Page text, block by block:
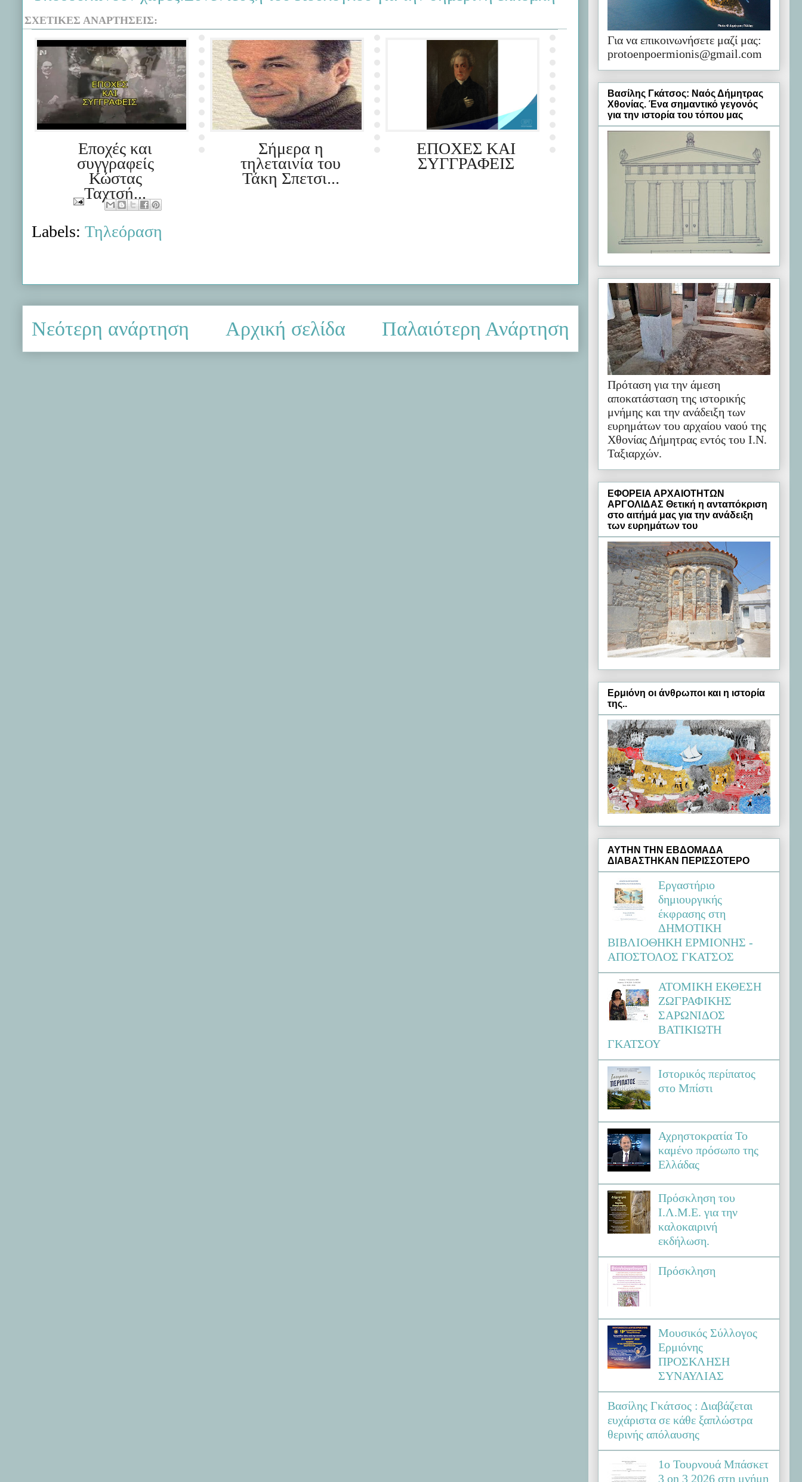
ΣΧΕΤΙΚΈΣ ΑΝΑΡΤΉΣΕΙΣ:
Εποχές και
συγγραφείς
Κώστας
Ταχτσή...
Σήμερα η
τηλεταινία του
Τάκη Σπετσι...
ΕΠΟΧΕΣ ΚΑΙ
ΣΥΓΓΡΑΦΕΙΣ
Labels: Τηλεόραση
Νεότερη ανάρτηση Παλαιότερη Ανάρτηση
Αρχική σελίδα
Για να επικοινωνήσετε μαζί μας:
protoenpoermionis@gmail.com
Βασίλης Γκάτσος: Ναός Δήμητρας
Χθονίας. Ένα σημαντικό γεγονός
για την ιστορία του τόπου μας
Πρόταση για την άμεση
αποκατάσταση της ιστορικής
μνήμης και την ανάδειξη των
ευρημάτων του αρχαίου ναού της
Χθονίας Δήμητρας εντός του Ι.Ν.
Ταξιαρχών.
ΕΦΟΡΕΙΑ ΑΡΧΑΙΟΤΗΤΩΝ
ΑΡΓΟΛΙΔΑΣ Θετική η ανταπόκριση
στο αιτήμά μας για την ανάδειξη
των ευρημάτων του
Ερμιόνη oι άνθρωποι και η ιστορία
της..
ΑΥΤΗΝ ΤΗΝ ΕΒΔΟΜΑΔΑ
ΔΙΑΒΑΣΤΗΚΑΝ ΠΕΡΙΣΣΟΤΕΡΟ
Εργαστήριο
δημιουργικής
έκφρασης στη
ΔΗΜΟΤΙΚΗ
ΒΙΒΛΙΟΘΗΚΗ ΕΡΜΙΟΝΗΣ -
ΑΠΟΣΤΟΛΟΣ ΓΚΑΤΣΟΣ
ΑΤΟΜΙΚΗ ΕΚΘΕΣΗ
ΖΩΓΡΑΦΙΚΗΣ
ΣΑΡΩΝΙΔΟΣ
ΒΑΤΙΚΙΩΤΗ
ΓΚΑΤΣΟΥ
Ιστορικός περίπατος
στο Μπίστι
Αχρηστοκρατία Το
καμένο πρόσωπο της
Ελλάδας
Πρόσκληση του
Ι.Λ.Μ.Ε. για την
καλοκαιρινή
εκδήλωση.
Πρόσκληση
Μουσικός Σύλλογος
Ερμιόνης
ΠΡΟΣΚΛΗΣΗ
ΣΥΝΑΥΛΙΑΣ
Βασίλης Γκάτσος : Διαβάζεται
ευχάριστα σε κάθε ξαπλώστρα
θερινής απόλαυσης
1ο Τουρνουά Μπάσκετ
3 on 3 2026 στη μνήμη